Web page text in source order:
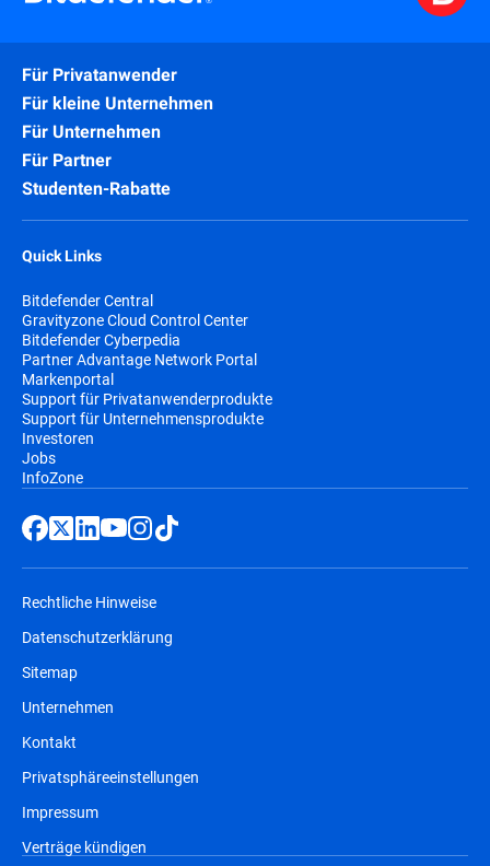
Für Privatanwender
Für kleine Unternehmen
Für Unternehmen
Für Partner
Studenten-Rabatte
Quick Links
Bitdefender Central
Gravityzone Cloud Control Center
Bitdefender Cyberpedia
Partner Advantage Network Portal
Markenportal
Support für Privatanwenderprodukte
Support für Unternehmensprodukte
Investoren
Jobs
InfoZone
Rechtliche Hinweise
Datenschutzerklärung
Sitemap
Unternehmen
Kontakt
Privatsphäreeinstellungen
Impressum
Verträge kündigen